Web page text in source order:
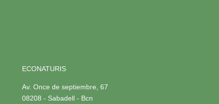
ECONATURIS
Av. Once de septiembre, 67
08208 - Sabadell - Bcn